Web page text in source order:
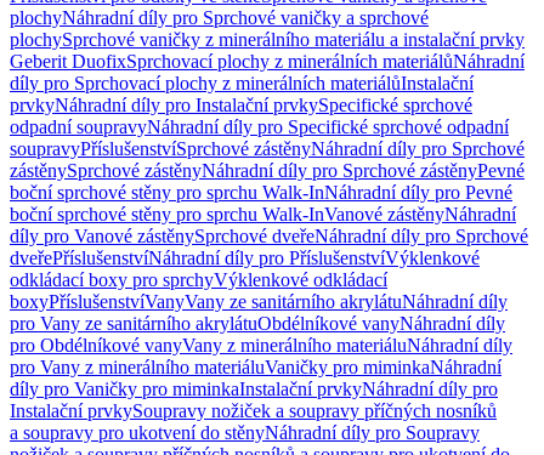
plochyNáhradní díly pro Sprchové vaničky a sprchové
plochySprchové vaničky z minerálního materiálu a instalační prvky
Geberit DuofixSprchovací plochy z minerálních materiálůNáhradní
díly pro Sprchovací plochy z minerálních materiálůInstalační
prvkyNáhradní díly pro Instalační prvkySpecifické sprchové
odpadní soupravyNáhradní díly pro Specifické sprchové odpadní
soupravyPříslušenstvíSprchové zástěnyNáhradní díly pro Sprchové
zástěnySprchové zástěnyNáhradní díly pro Sprchové zástěnyPevné
boční sprchové stěny pro sprchu Walk-InNáhradní díly pro Pevné
boční sprchové stěny pro sprchu Walk-InVanové zástěnyNáhradní
díly pro Vanové zástěnySprchové dveřeNáhradní díly pro Sprchové
dveřePříslušenstvíNáhradní díly pro PříslušenstvíVýklenkové
odkládací boxy pro sprchyVýklenkové odkládací
boxyPříslušenstvíVanyVany ze sanitárního akrylátuNáhradní díly
pro Vany ze sanitárního akrylátuObdélníkové vanyNáhradní díly
pro Obdélníkové vanyVany z minerálního materiáluNáhradní díly
pro Vany z minerálního materiáluVaničky pro miminkaNáhradní
díly pro Vaničky pro miminkaInstalační prvkyNáhradní díly pro
Instalační prvkySoupravy nožiček a soupravy příčných nosníků
a soupravy pro ukotvení do stěnyNáhradní díly pro Soupravy